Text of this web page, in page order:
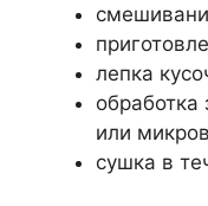
лепка
обработка
или
сушка в